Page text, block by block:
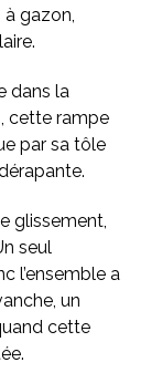
gazon,
dans la
cette rampe
par sa tôle
glissement,
seul
l’ensemble a
un
cette